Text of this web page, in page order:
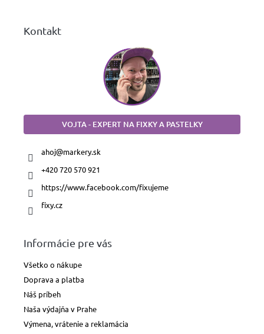
Kontakt
VOJTA - EXPERT NA FIXKY A PASTELKY
ahoj@markery.sk
+420 720 570 921
https://www.facebook.com/fixujeme
fixy.cz
Informácie pre vás
Všetko o nákupe
Doprava a platba
Náš príbeh
Naša výdajňa v Prahe
Výmena, vrátenie a reklamácia